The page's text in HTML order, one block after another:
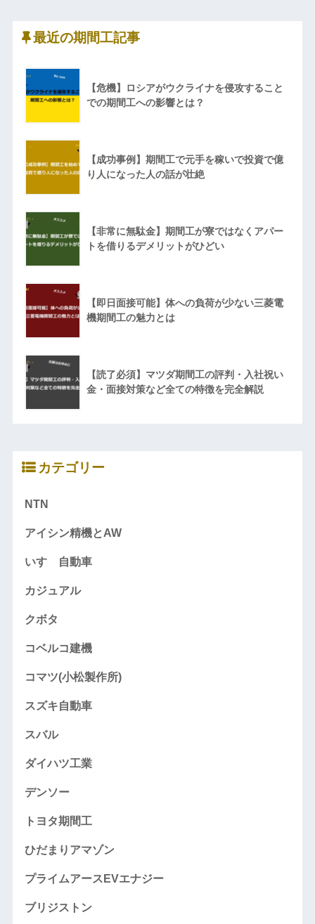
最近の期間工記事
【危機】ロシアがウクライナを侵攻すること
での期間工への影響とは？
【成功事例】期間工で元手を稼いで投資で億
り人になった人の話が壮絶
【非常に無駄金】期間工が寮ではなくアパー
トを借りるデメリットがひどい
【即日面接可能】体への負荷が少ない三菱電
機期間工の魅力とは
【読了必須】マツダ期間工の評判・入社祝い
金・面接対策など全ての特徴を完全解説
カテゴリー
NTN
アイシン精機とAW
いすゞ自動車
カジュアル
クボタ
コベルコ建機
コマツ(小松製作所)
スズキ自動車
スバル
ダイハツ工業
デンソー
トヨタ期間工
ひだまりアマゾン
プライムアースEVエナジー
ブリジストン